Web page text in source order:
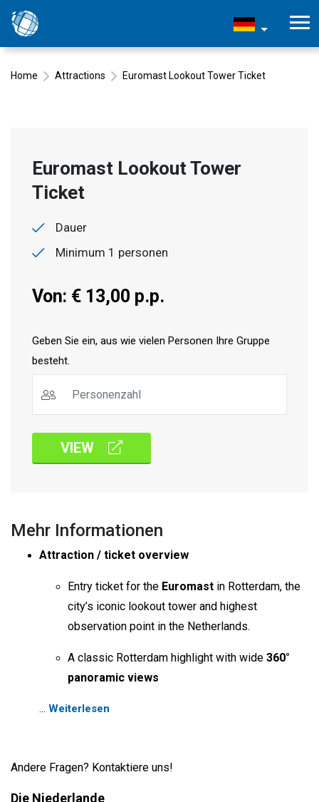
Home Attractions Euromast Lookout Tower Ticket
Euromast Lookout Tower
Ticket
Dauer
Minimum 1 personen
Von: € 13,00 p.p.
Geben Sie ein, aus wie vielen Personen Ihre Gruppe
besteht.
VIEW
Mehr Informationen
Attraction / ticket overview
Entry ticket for the Euromast in Rotterdam, the
city’s iconic lookout tower and highest
observation point in the Netherlands.
A classic Rotterdam highlight with wide 360°
panoramic views
… Weiterlesen
Andere Fragen? Kontaktiere uns!
Die Niederlande